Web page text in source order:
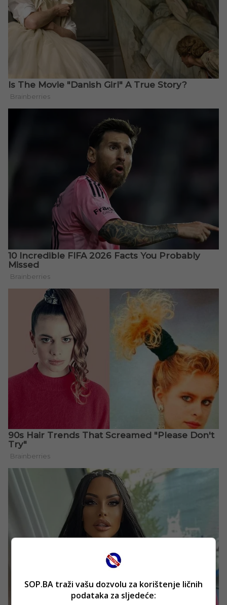
SOP.BA traži vašu dozvolu za korištenje ličnih
podataka za sljedeće: